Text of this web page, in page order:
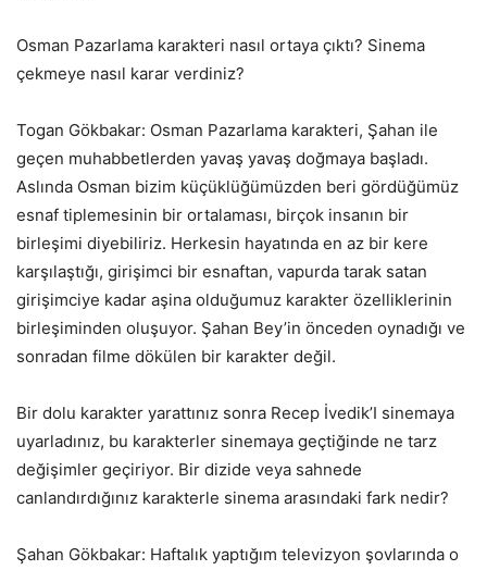
Osman Pazarlama karakteri nasıl ortaya çıktı? Sinema
çekmeye nasıl karar verdiniz?
Togan Gökbakar: Osman Pazarlama karakteri, Şahan ile
geçen muhabbetlerden yavaş yavaş doğmaya başladı.
Aslında Osman bizim küçüklüğümüzden beri gördüğümüz
esnaf tiplemesinin bir ortalaması, birçok insanın bir
birleşimi diyebiliriz. Herkesin hayatında en az bir kere
karşılaştığı, girişimci bir esnaftan, vapurda tarak satan
girişimciye kadar aşina olduğumuz karakter özelliklerinin
birleşiminden oluşuyor. Şahan Bey’in önceden oynadığı ve
sonradan filme dökülen bir karakter değil.
Bir dolu karakter yarattınız sonra Recep İvedik’I sinemaya
uyarladınız, bu karakterler sinemaya geçtiğinde ne tarz
değişimler geçiriyor. Bir dizide veya sahnede
canlandırdığınız karakterle sinema arasındaki fark nedir?
Şahan Gökbakar: Haftalık yaptığım televizyon şovlarında o